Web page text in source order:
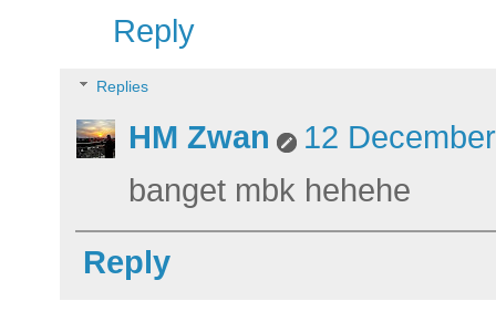
Reply
Replies
HM Zwan
12
banget mbk hehehe
Reply